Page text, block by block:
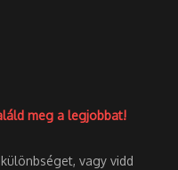
meg a legjobbat!
vagy vidd